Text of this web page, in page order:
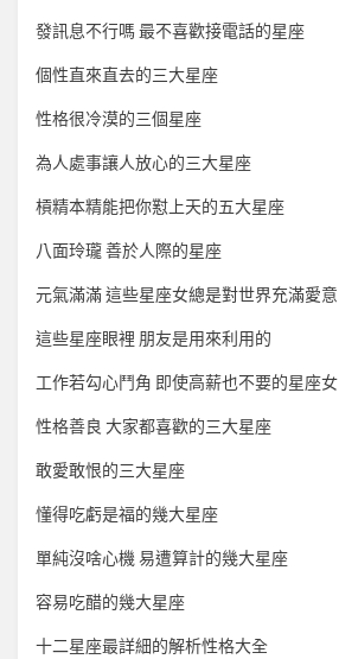
發訊息不行嗎 最不喜歡接電話的星座
個性直來直去的三大星座
性格很冷漠的三個星座
為人處事讓人放心的三大星座
槓精本精能把你懟上天的五大星座
八面玲瓏 善於人際的星座
元氣滿滿 這些星座女總是對世界充滿愛意
這些星座眼裡 朋友是用來利用的
工作若勾心鬥角 即使高薪也不要的星座女
性格善良 大家都喜歡的三大星座
敢愛敢恨的三大星座
懂得吃虧是福的幾大星座
單純沒啥心機 易遭算計的幾大星座
容易吃醋的幾大星座
十二星座最詳細的解析性格大全